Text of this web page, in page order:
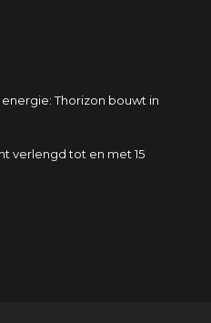
Thorizon bouwt in
verlengd tot en met 15